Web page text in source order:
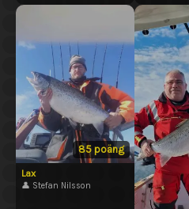
85 poäng
Lax
👤 Stefan Nilsson